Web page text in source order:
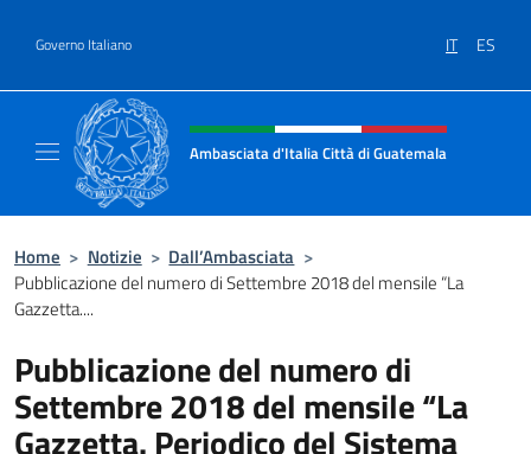
Governo Italiano IT ES
Intestazione sito, social e menù
Ambasciata d'Italia Città di Guatemala
Home > Notizie > Dall’Ambasciata >
Pubblicazione del numero di Settembre 2018 del mensile “La
Gazzetta....
Pubblicazione del numero di
Settembre 2018 del mensile “La
Gazzetta. Periodico del Sistema